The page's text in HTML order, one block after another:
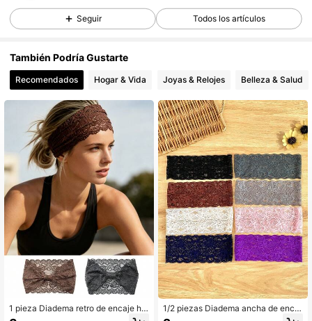
4,84 11K Seguidores
4,84 11K Seguidores
4,84 11K Seguidores
4,84 11K Seguidores
4,84 11K Seguidores
11K Seguidores
Seguir Todos los artículos
También Podría Gustarte
Recomendados Hogar & Vida Joyas & Relojes Belleza & Salud
1 pieza Diadema retro de encaje hu
eco, elástica transpirable antidesliz
1/2 piezas Diadema ancha de encaj
e francés vintage, diseño floral hue